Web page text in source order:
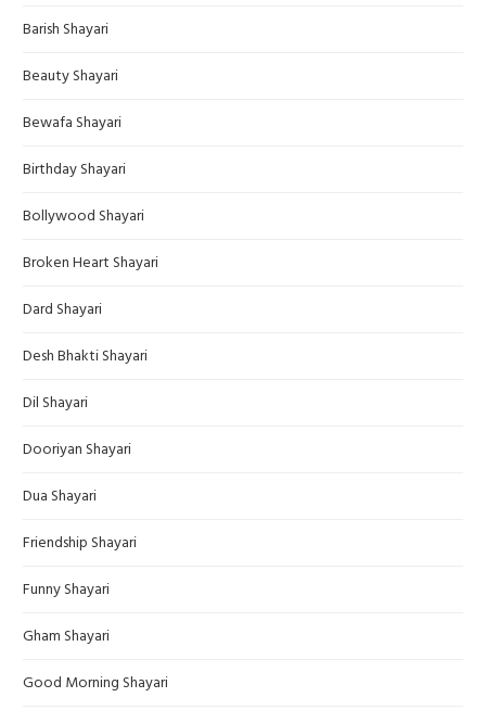
Barish Shayari
Beauty Shayari
Bewafa Shayari
Birthday Shayari
Bollywood Shayari
Broken Heart Shayari
Dard Shayari
Desh Bhakti Shayari
Dil Shayari
Dooriyan Shayari
Dua Shayari
Friendship Shayari
Funny Shayari
Gham Shayari
Good Morning Shayari